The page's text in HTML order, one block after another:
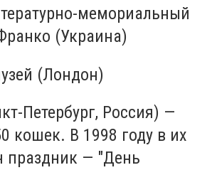
мемориальный
(Украина)
(Лондон)
Петербург, Россия) —
кошек. В 1998 году в их
праздник — "День